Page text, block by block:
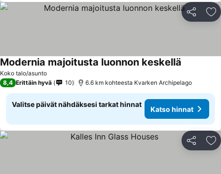
Jaa
Koko talo/asunto
Modernia majoitusta luonnon keskellä
8,4 Erittäin hyvä 10 6.6 km kohteesta Kvarken Archipelago
Valitse päivät nähdäksesi tarkat hinnat
Katso hinnat
Jaa